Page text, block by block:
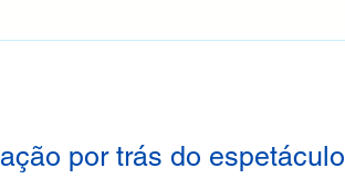
por trás do espetáculo